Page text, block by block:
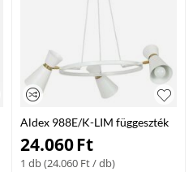
Aldex 988E/K-LIM függeszték
fém 3 x max 60 W E27
24.060Ft
1 db (24.060 Ft/ db)